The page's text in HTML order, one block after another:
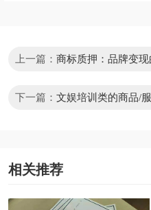
上一篇： 商标质押：品牌变现
下一篇： 文娱培训类的商品/
相关推荐